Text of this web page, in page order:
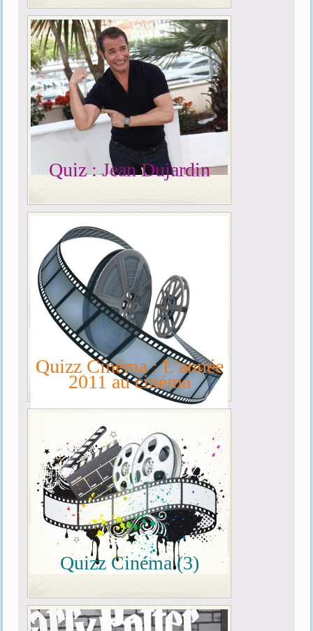
Quiz : Jean Dujardin
Quizz Cinéma : L’année
2011 au cinéma
Quizz Cinéma (3)